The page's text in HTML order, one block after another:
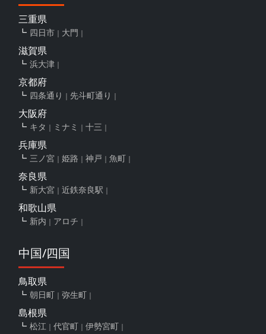
三重県
四日市 大門
滋賀県
浜大津
京都府
四条通り 先斗町通り
大阪府
キタ ミナミ 十三
兵庫県
三ノ宮 姫路 神戸 魚町
奈良県
新大宮 近鉄奈良駅
和歌山県
新内 アロチ
中国/四国
鳥取県
朝日町 弥生町
島根県
松江 代官町 伊勢宮町